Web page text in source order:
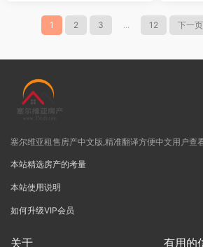
1 2 3 ... 12 下一页
塞尔维亚租售房产中文版,精准翻译方便中文用户查
本站精选房产的考量
本站使用说明
如何升级VIP会员
关于 有用的